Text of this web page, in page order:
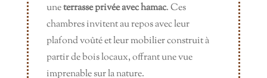
uneterrasse privée avec hamac. Ces
chambres invitent au repos avec leur
plafond voûté et leur mobilier construit à
partir de bois locaux, offrant une vue
imprenable sur la nature.